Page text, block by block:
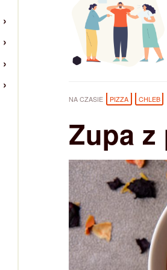
NA CZASIE PIZZA CHLEB
Zupa